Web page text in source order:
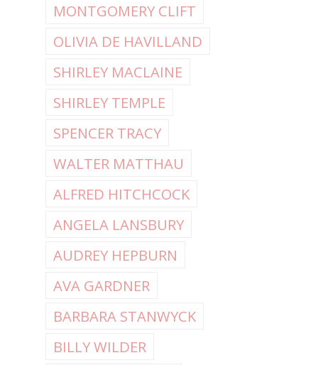
MONTGOMERY CLIFT
OLIVIA DE HAVILLAND
SHIRLEY MACLAINE
SHIRLEY TEMPLE
SPENCER TRACY
WALTER MATTHAU
ALFRED HITCHCOCK
ANGELA LANSBURY
AUDREY HEPBURN
AVA GARDNER
BARBARA STANWYCK
BILLY WILDER